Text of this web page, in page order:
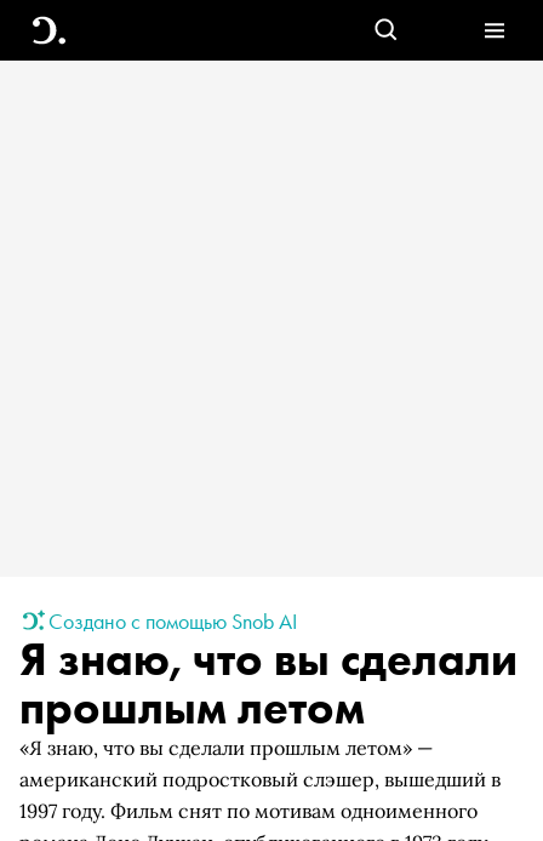
Создано с помощью Snob AI
Я знаю, что вы сделали
прошлым летом
«Я знаю, что вы сделали прошлым летом» —
американский подростковый слэшер, вышедший в
1997 году. Фильм снят по мотивам одноименного